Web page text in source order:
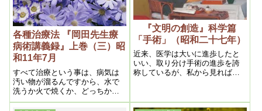
各種治療法 『岡田先生療
病術講義録』上巻（三）昭
和11年7月
すべて治療という事は、病気は
汚い物が溜るんですから、水で
洗うか火で焼くか、どっちかの
方法であって、灸は一時――火
『文明の創造』科学篇
「手術」（昭和二十七年）
近来、医学は大いに進歩したと
いい、取り分け手術の進歩を誇
称しているが、私から見れば之
う事は、実は医学が進歩しない